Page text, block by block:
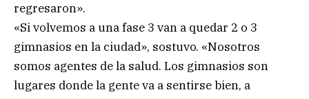
regresaron».
«Si volvemos a una fase 3 van a quedar 2 o 3
gimnasios en la ciudad», sostuvo. «Nosotros
somos agentes de la salud. Los gimnasios son
lugares donde la gente va a sentirse bien, a